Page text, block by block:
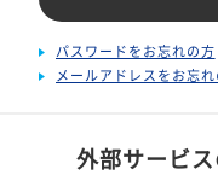
パスワードをお忘れの方
メールアドレスをお忘れ
外部サービ